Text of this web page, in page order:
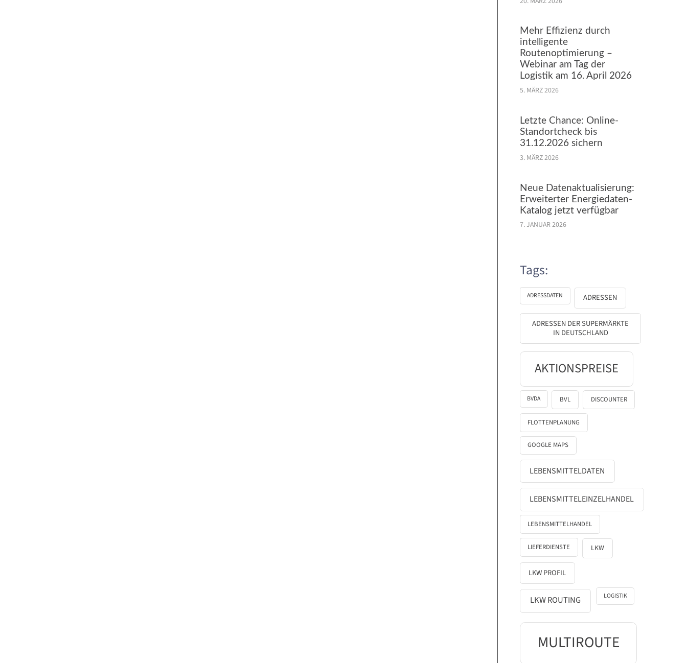
Mehr Effizienz durch
intelligente
Routenoptimierung –
Webinar am Tag der
Logistik am 16. April 2026
5. MÄRZ 2026
Letzte Chance: Online-
Standortcheck bis
31.12.2026 sichern
3. MÄRZ 2026
Neue Datenaktualisierung:
Erweiterter Energiedaten-
Katalog jetzt verfügbar
7. JANUAR 2026
Tags:
ADRESSDATEN ADRESSEN
ADRESSEN DER SUPERMÄRKTE
IN DEUTSCHLAND
AKTIONSPREISE
BVDA BVL DISCOUNTER
FLOTTENPLANUNG
GOOGLE MAPS
LEBENSMITTELDATEN
LEBENSMITTELEINZELHANDEL
LEBENSMITTELHANDEL
LIEFERDIENSTE LKW
LKW PROFIL
LKW ROUTING LOGISTIK
MULTIROUTE